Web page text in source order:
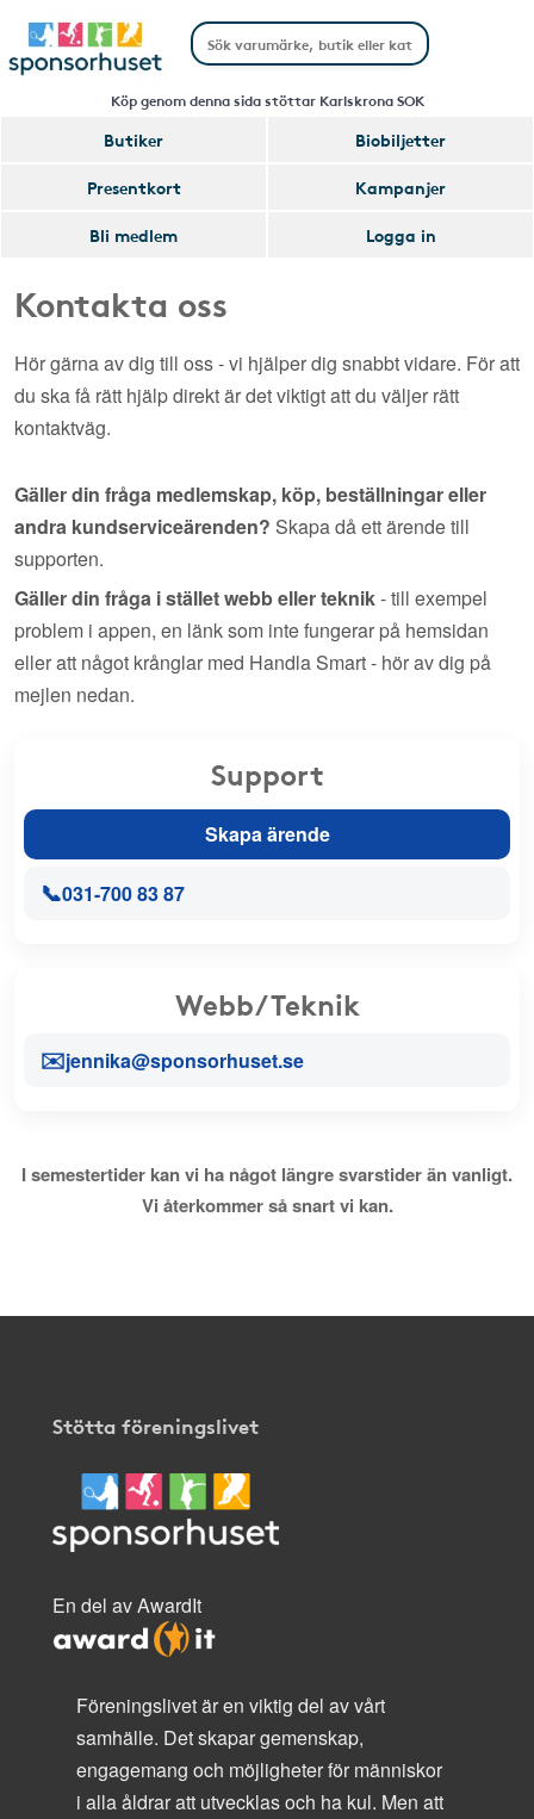
Köp genom denna sida stöttar Karlskrona SOK
Butiker
Biobiljetter
Presentkort
Kampanjer
Bli medlem
Logga in
Kontakta oss
Hör gärna av dig till oss - vi hjälper dig snabbt vidare. För att
du ska få rätt hjälp direkt är det viktigt att du väljer rätt
kontaktväg.
Gäller din fråga medlemskap, köp, beställningar eller
andra kundserviceärenden? Skapa då ett ärende till
supporten.
Gäller din fråga i stället webb eller teknik- till exempel
problem i appen, en länk som inte fungerar på hemsidan
eller att något krånglar med Handla Smart - hör av dig på
mejlen nedan.
Support
Skapa ärende
📞031-700 83 87
Webb/Teknik
✉️jennika@sponsorhuset.se
I semestertider kan vi ha något längre svarstider än vanligt.
Vi återkommer så snart vi kan.
Stötta föreningslivet
En del av AwardIt
Föreningslivet är en viktig del av vårt
samhälle. Det skapar gemenskap,
engagemang och möjligheter för människor
i alla åldrar att utvecklas och ha kul. Men att